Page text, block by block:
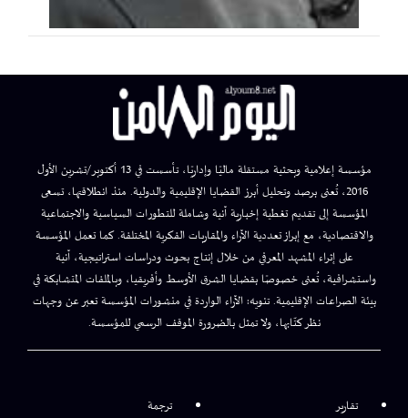
مؤسسة إعلامية وبحثية مستقلة ماليًا وإداريًا، تأسست في 13 أكتوبر/تشرين الأول
2016، تُعنى برصد وتحليل أبرز القضايا الإقليمية والدولية. منذ انطلاقتها، تسعى
المؤسسة إلى تقديم تغطية إخبارية آنية وشاملة للتطورات السياسية والاجتماعية
والاقتصادية، مع إبراز تعددية الآراء والمقاربات الفكرية المختلفة. كما تعمل المؤسسة
على إثراء المشهد المعرفي من خلال إنتاج بحوث ودراسات استراتيجية، آنية
واستشرافية، تُعنى خصوصًا بقضايا الشرق الأوسط وأفريقيا، وبالملفات المتشابكة في
بيئة الصراعات الإقليمية. تنويه: الآراء الواردة في منشورات المؤسسة تعبر عن وجهات
نظر كتّابها، ولا تمثل بالضرورة الموقف الرسمي للمؤسسة.
تقارير ترجمة